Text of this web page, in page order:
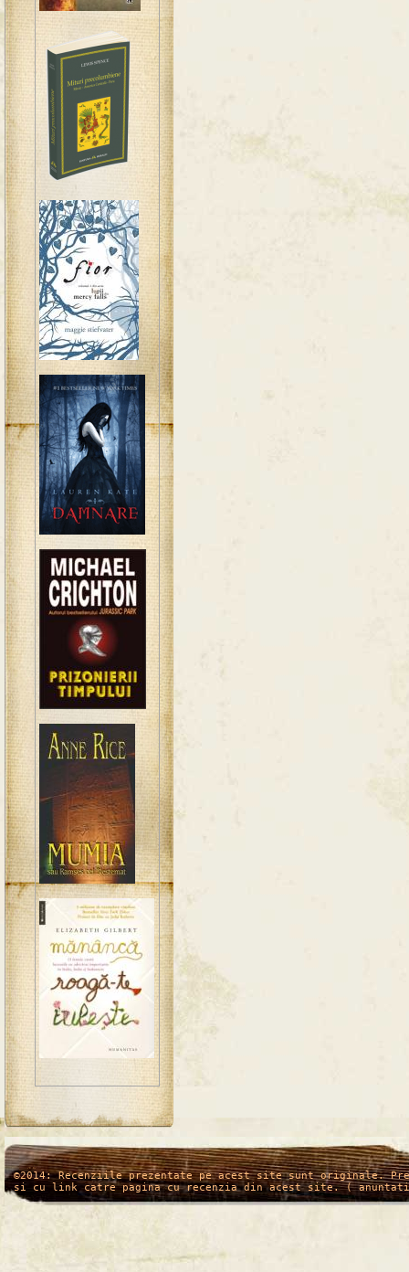
/* */
©2014: Recenziile prezentate pe acest site sunt originale.
si cu link catre pagina cu recenzia din acest site. (